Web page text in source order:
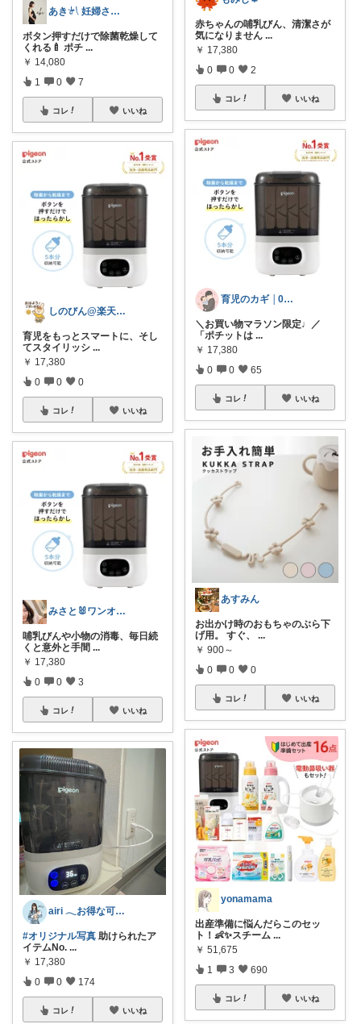
あき𓍯 妊婦さんのときめくアイテム
ボタン押すだけで除菌乾燥して
くれる🍼 ポチ ...
￥ 14,080
1 0 7
コレ いいね
しのびん@楽天Room
育児をもっとスマートに、そし
てスタイリッシ ...
￥ 17,380
0 0 0
コレ いいね
みさと🐰ワンオペ育児を少し楽にする
哺乳びんや小物の消毒、毎日続
くと意外と手間 ...
￥ 17,380
0 0 3
コレ いいね
airi 𓂃お得な可愛いアイテムまとめ
#オリジナル写真 助けられたア
イテムNo. ...
￥ 17,380
0 0 174
コレ いいね
赤ちゃんの哺乳びん、清潔さが
気になりません ...
￥ 17,380
0 0 2
コレ いいね
育児のカギ │0歳からの必須アイテム
＼お買い物マラソン限定♩／
「ポチットは ...
￥ 17,380
0 0 65
コレ いいね
あすみん
お出かけ時のおもちゃのぶら下
げ用。 すぐ、
...
￥ 900～
0 0 0
コレ いいね
yonamama
出産準備に悩んだらこのセッ
ト！👶✨スチーム ...
￥ 51,675
1 3 690
コレ いいね